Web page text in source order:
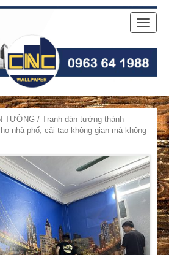
Toggle
TƯỜNG / Tranh dán tường thành
nhà phố, cải tạo không gian mà không